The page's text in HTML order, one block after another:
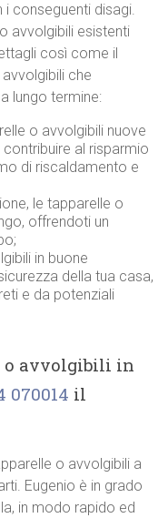
conseguenti disagi.
avvolgibili esistenti
così come il
che
lungo termine:
o avvolgibili nuove
al risparmio
di riscaldamento e
le tapparelle o
offrendoti un
in buone
della tua casa,
e da potenziali
o avvolgibili in
070014 il
o avvolgibili a
Eugenio è in grado
in modo rapido ed